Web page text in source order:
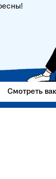
Смотреть